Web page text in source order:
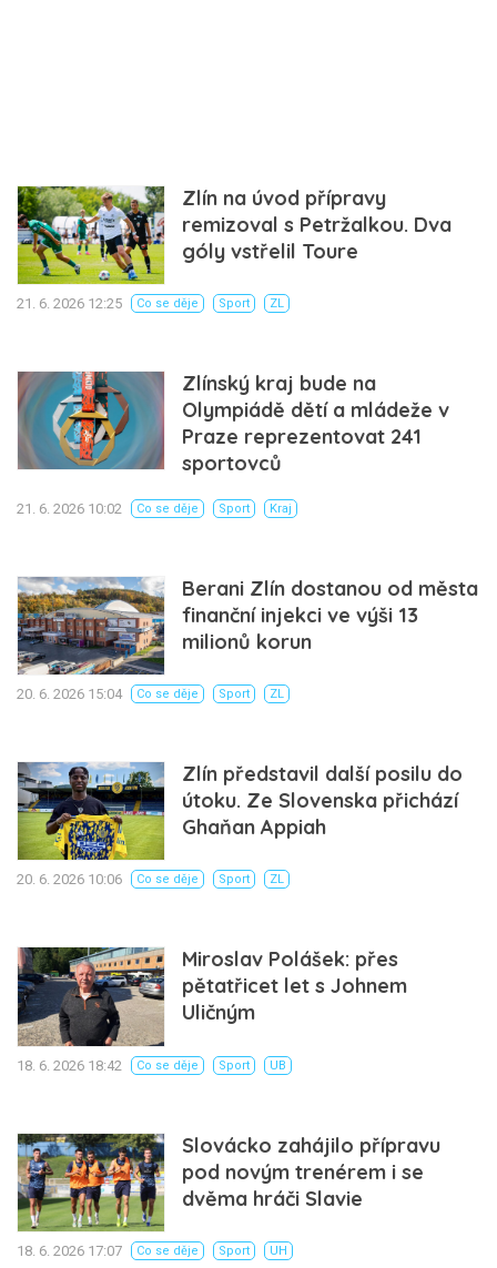
Zlín na úvod přípravy
remizoval s Petržalkou. Dva
góly vstřelil Toure
21. 6. 2026 12:25 Co se děje Sport ZL
Zlínský kraj bude na
Olympiádě dětí a mládeže v
Praze reprezentovat 241
sportovců
21. 6. 2026 10:02 Co se děje Sport Kraj
Berani Zlín dostanou od města
finanční injekci ve výši 13
milionů korun
20. 6. 2026 15:04 Co se děje Sport ZL
Zlín představil další posilu do
útoku. Ze Slovenska přichází
Ghaňan Appiah
20. 6. 2026 10:06 Co se děje Sport ZL
Miroslav Polášek: přes
pětatřicet let s Johnem
Uličným
18. 6. 2026 18:42 Co se děje Sport UB
Slovácko zahájilo přípravu
pod novým trenérem i se
dvěma hráči Slavie
18. 6. 2026 17:07 Co se děje Sport UH